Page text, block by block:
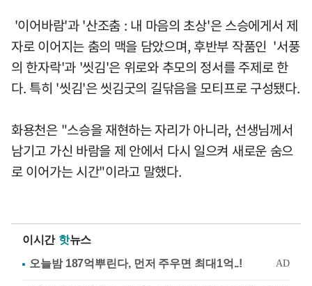
'이어바람'과 '산조춤 : 내 마음의 초상'은 스승에게서 제
자로 이어지는 춤의 맥을 담았으며, 후반부 작품인 '서풍
의 한자락'과 '씻김'은 위로와 추모의 정서를 주제로 한
다. 특히 '씻김'은 씻김굿의 길닦음을 모티프로 구성됐다.
화용천은 "스승을 재현하는 자리가 아니라, 선생님께서
남기고 가신 바람을 제 안에서 다시 일으켜 새로운 숨으
로 이어가는 시간"이라고 말했다.
이시간 핫뉴스